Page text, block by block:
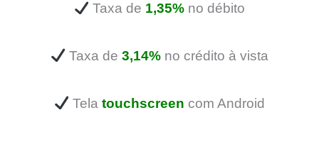
Taxa de 1,35% no débito
Taxa de3,14% no crédito à vista
Telatouchscreen com Android